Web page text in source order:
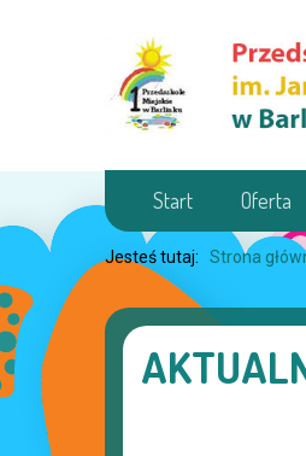
Start Oferta
Jesteś tutaj: Strona